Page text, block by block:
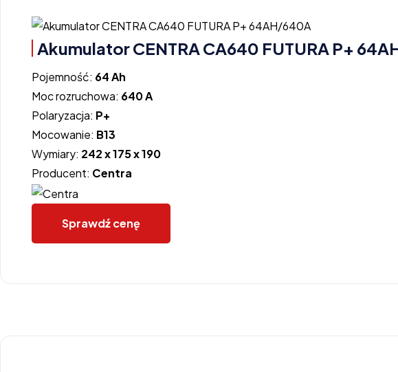
Akumulator CENTRA CA640 FUTURA P+
Pojemność: 64 Ah
Moc rozruchowa: 640 A
Polaryzacja: P+
Mocowanie: B13
Wymiary: 242 x 175 x 190
Producent: Centra
Sprawdź cenę